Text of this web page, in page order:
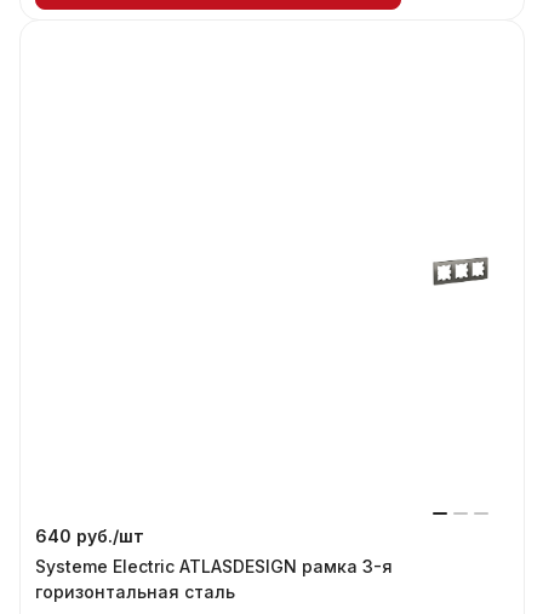
640 руб./шт
Systeme Electric ATLASDESIGN рамка 3-я
горизонтальная сталь